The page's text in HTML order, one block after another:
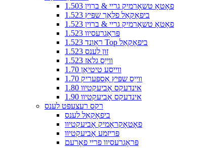
1.503 פאָטאָ טשאָרמיק גריי & ברוין
1.523 ביפאָקאַל פלאַך שפּיץ
1.523 פאָטאָ טשאָרמיק גריי & ברוין
1.523 פּראָגרעסיוו
1.523 ראָונד Top ביפאָקאַל
1.523 זון לענס
1.523 ווייַס גלאז
1.70 ווייסע טיטיאַן
1.70 ווייַס שפּיץ אַספּעריק
1.80 אינדעקס אָביעקטיוו
1.90 אינדעקס אָביעקטיוו
רקס רעצעפּט לענס
ביפאָקאַל לענס
פאָטאָקראָמיק אָביעקטיוו
פּריזמע אָביעקטיוו
פּראָגרעסיוו פריי פאָרעם